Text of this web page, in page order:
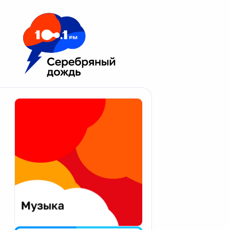
Москва 100.1 FM
Апатиты
Екатеринбург
Калининград
Калуга